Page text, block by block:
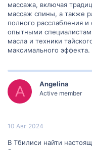
массажа, включая
массаж спины, а также
полного расслабления
опытными
масла и техники
максимального эффекта.
A Angelina
Active member
10 Авг 2024
В Тбилиси найти